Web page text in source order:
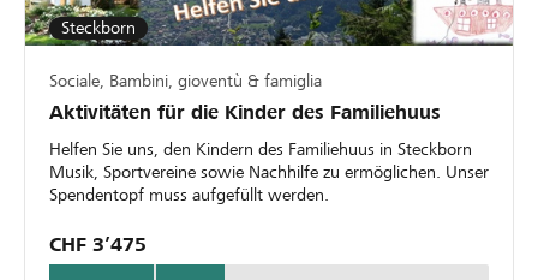
Steckborn
Sociale, Bambini, gioventù & famiglia
Aktivitäten für die Kinder des Familiehuus
Helfen Sie uns, den Kindern des Familiehuus in Steckborn
Musik, Sportvereine sowie Nachhilfe zu ermöglichen. Unser
Spendentopf muss aufgefüllt werden.
CHF 3’475